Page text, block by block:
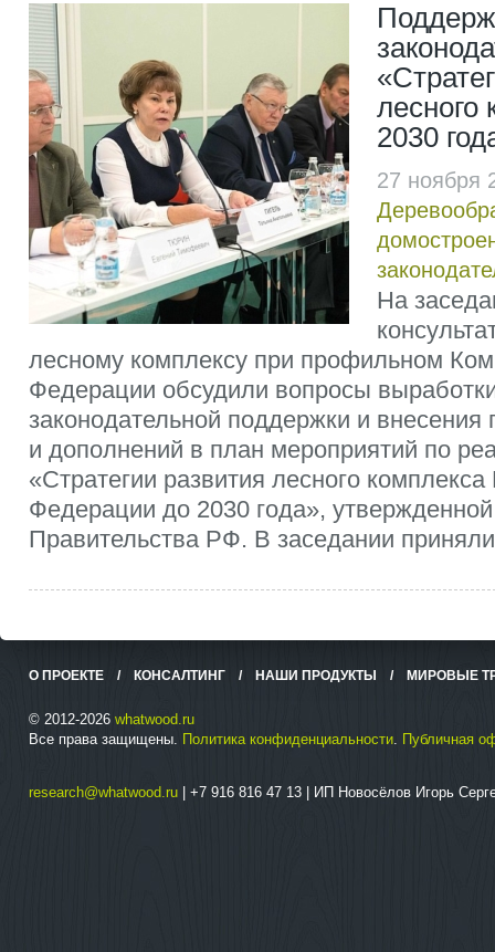
лесного
2030
27 ноября
На
лесному комплексу при профильном
Федерации обсудили вопросы
законодательной поддержки и
и дополнений в план мероприятий по
«Стратегии развития лесного комплекса
Федерации до 2030 года»,
Правительства РФ. В заседании
О ПРОЕКТЕ / КОНСАЛТИНГ / НАШИ ПРОДУКТЫ / МИРОВЫЕ
© 2012-2026 whatwood.ru
Все права защищены. Политика конфиденциальности. Публичная
research@whatwood.ru | +7 916 816 47 13 | ИП Новосёлов Игорь